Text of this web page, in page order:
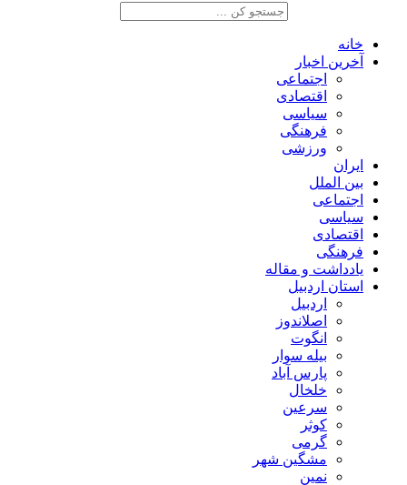
خانه
آخرین اخبار
اجتماعی
اقتصادی
سیاسی
فرهنگی
ورزشی
ایران
بین الملل
اجتماعی
سیاسی
اقتصادی
فرهنگی
یادداشت و مقاله
استان اردبیل
اردبیل
اصلاندوز
انگوت
بیله سوار
پارس آباد
خلخال
سرعین
کوثر
گرمی
مشگین شهر
نمین